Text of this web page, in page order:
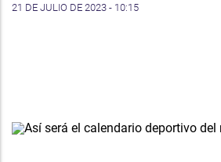
21 DE JULIO DE 2023 - 10:15